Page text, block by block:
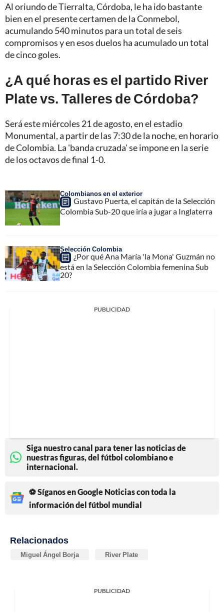
Al oriundo de Tierralta, Córdoba, le ha ido bastante
bien en el presente certamen de la Conmebol,
acumulando 540 minutos para un total de seis
compromisos y en esos duelos ha acumulado un total
de cinco goles.
¿A qué horas es el partido River
Plate vs. Talleres de Córdoba?
Será este miércoles 21 de agosto, en el estadio
Monumental, a partir de las 7:30 de la noche, en horario
de Colombia. La 'banda cruzada' se impone en la serie
de los octavos de final 1-0.
Colombianos en el exterior
Gustavo Puerta, el capitán de la Selección
Colombia Sub-20 que iría a jugar a Inglaterra
Selección Colombia
¿Por qué Ana María 'la Mona' Guzmán no
está en la Selección Colombia femenina Sub
20?
PUBLICIDAD
Siga nuestro canal para tener las noticias de
nuestras figuras, del fútbol colombiano e
internacional.
⚽ Síganos en Google Noticias con toda la
información del fútbol mundial
Relacionados
Miguel Ángel Borja River Plate
PUBLICIDAD